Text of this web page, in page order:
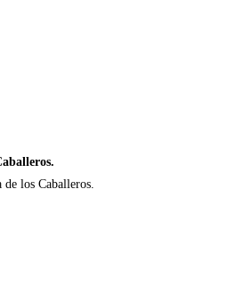
los Caballeros.